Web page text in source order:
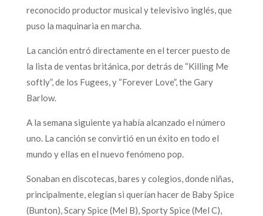
reconocido productor musical y televisivo inglés, que
puso la maquinaria en marcha.
La canción entró directamente en el tercer puesto de
la lista de ventas británica, por detrás de “Killing Me
softly”, de los Fugees, y “Forever Love”, the Gary
Barlow.
A la semana siguiente ya había alcanzado el número
uno. La canción se convirtió en un éxito en todo el
mundo y ellas en el nuevo fenómeno pop.
Sonaban en discotecas, bares y colegios, donde niñas,
principalmente, elegían si querían hacer de Baby Spice
(Bunton), Scary Spice (Mel B), Sporty Spice (Mel C),